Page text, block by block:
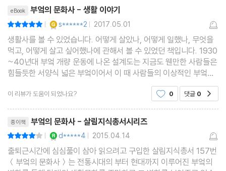
eBook 부엌의 문화사 - 생활 이야기
| s******2 | 2017.05.01
생활사를 볼 수 있었습니다. 어떻게 살았나, 어떻게 일했나, 무엇을
먹고, 어떻게 살고 싶어했나에 관해서 볼 수 있었던 책입니다. 1930
~40년대 부엌 개량 운동에 나온 설계도는 지금도 웬만한 사람들은
힘들듯한 서양식 넓은 부엌이어서 이 때 사람들의 이상적인 부엌이
란 이랬나...라는 생각이 듭니다. 부엌에서 나오는 연탄가스때문에
놋그릇을 사용할 수 없에 되어서 양은이나 스테인
이 리뷰가 도움이 되었나요? 0 댓글 0
종이책 부엌의 문화사 - 살림지식총서시리즈
| d*****4 | 2015.04.14
출퇴근시간에 심심풀이 삼아 읽으려고 구입한 살림지식총서 157번
＜부엌의 문화사＞는 전통시대의 부터 현대까지 이루어진 부엌의